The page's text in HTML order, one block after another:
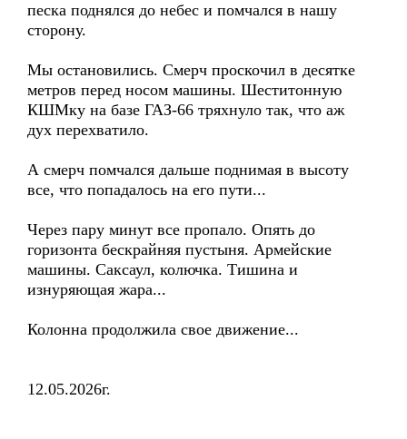
песка поднялся до небес и помчался в нашу
сторону.
Мы остановились. Смерч проскочил в десятке
метров перед носом машины. Шеститонную
КШМку на базе ГАЗ-66 тряхнуло так, что аж
дух перехватило.
А смерч помчался дальше поднимая в высоту
все, что попадалось на его пути...
Через пару минут все пропало. Опять до
горизонта бескрайняя пустыня. Армейские
машины. Саксаул, колючка. Тишина и
изнуряющая жара...
Колонна продолжила свое движение...
12.05.2026г.